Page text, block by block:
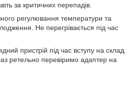
за критичних перепадів.
регулювання температури та
Не перегрівається під час
пристрій під час вступу на склад.
ретельно перевіримо адаптер на